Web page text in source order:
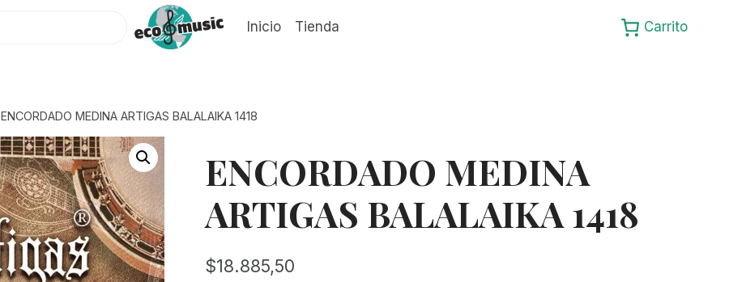
Inicio Tienda Carrito
ENCORDADO MEDINA ARTIGAS BALALAIKA 1418
ENCORDADO MEDINA
ARTIGAS BALALAIKA 1418
$18.885,50